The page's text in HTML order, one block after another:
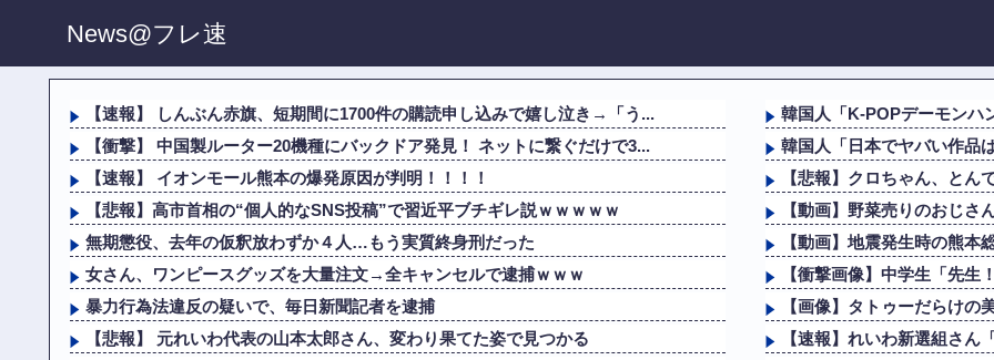
News@フレ速
【速報】 しんぶん赤旗、短期間に1700件の購読申し込みで嬉し泣き→「う...
【衝撃】 中国製ルーター20機種にバックドア発見！ ネットに繋ぐだけで3...
【速報】 イオンモール熊本の爆発原因が判明！！！！
【悲報】高市首相の“個人的なSNS投稿”で習近平ブチギレ説ｗｗｗｗｗ
無期懲役、去年の仮釈放わずか４人…もう実質終身刑だった
女さん、ワンピースグッズを大量注文→全キャンセルで逮捕ｗｗｗ
暴力行為法違反の疑いで、毎日新聞記者を逮捕
【悲報】 元れいわ代表の山本太郎さん、変わり果てた姿で見つかる
韓国人「K-POPデーモンハ
韓国人「日本でヤバい作品
【悲報】クロちゃん、とん
【動画】野菜売りのおじさ
【動画】地震発生時の熊
【衝撃画像】中学生「先
【画像】タトゥーだらけ
【速報】れいわ新選組さん